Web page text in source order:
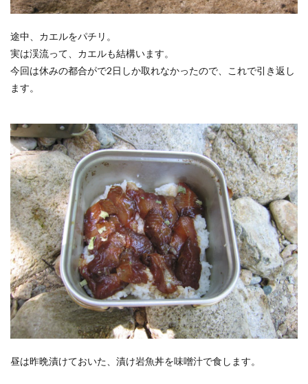
途中、カエルをパチリ。
実は渓流って、カエルも結構います。
今回は休みの都合がで2日しか取れなかったので、これで引き返し
ます。
昼は昨晩漬けておいた、漬け岩魚丼を味噌汁で食します。